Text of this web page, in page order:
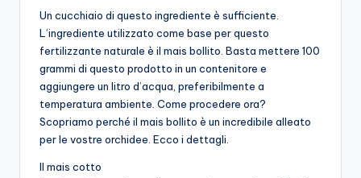
Un cucchiaio di questo ingrediente è sufficiente.
L’ingrediente utilizzato come base per questo
fertilizzante naturale è il mais bollito. Basta mettere 100
grammi di questo prodotto in un contenitore e
aggiungere un litro d’acqua, preferibilmente a
temperatura ambiente. Come procedere ora?
Scopriamo perché il mais bollito è un incredibile alleato
per le vostre orchidee. Ecco i dettagli.
Il mais cotto